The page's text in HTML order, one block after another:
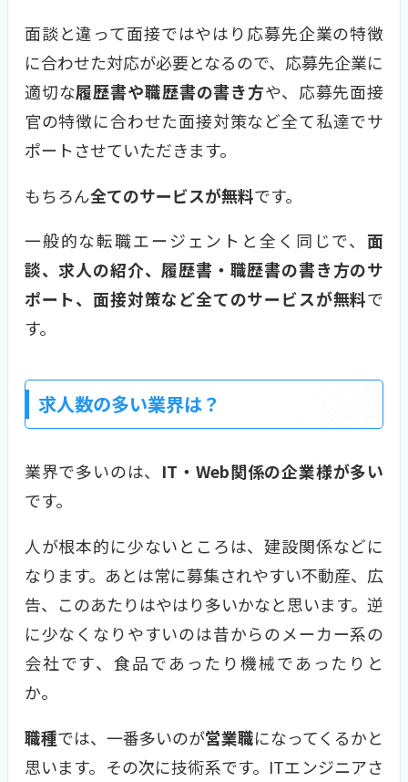
面談と違って面接ではやはり応募先企業の特徴
に合わせた対応が必要となるので、応募先企業に
適切な履歴書や職歴書の書き方や、応募先面接
官の特徴に合わせた面接対策など全て私達でサ
ポートさせていただきます。
もちろん全てのサービスが無料です。
一般的な転職エージェントと全く同じで、 面
談、求人の紹介、履歴書・職歴書の書き方のサ
ポート、面接対策など全てのサービスが無料で
す。
求人数の多い業界は？
業界で多いのは、 IT・Web関係の企業様が多い
です。
人が根本的に少ないところは、建設関係などに
なります。あとは常に募集されやすい不動産、広
告、このあたりはやはり多いかなと思います。逆
に少なくなりやすいのは昔からのメーカー系の
会社です、食品であったり機械であったりと
か。
職種では、一番多いのが営業職になってくるかと
思います。その次に技術系です。ITエンジニアさ